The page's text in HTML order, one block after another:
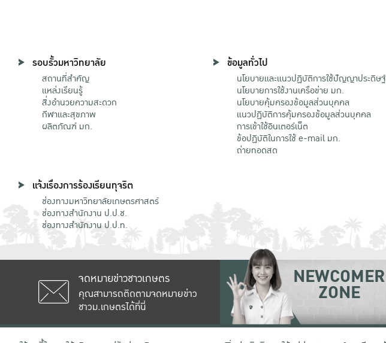
รอบรั้วมหาวิทยาลัย
สถานที่สำคัญ
แหล่งเรียนรู้
สิ่งอำนวยความสะดวก
กีฬาและสุขภาพ
ผลิตภัณฑ์ มก.
ข้อมูลทั่วไป
นโยบายและแนวปฏิบัติการใช้ปัญญาประดิษฐ์
นโยบายการใช้งานเครือข่าย มก.
นโยบายคุ้มครองข้อมูลส่วนบุคคล
แนวปฏิบัติการคุ้มครองข้อมูลส่วนบุคคล
การเข้าใช้อินเตอร์เน็ต
ข้อปฏิบัติในการใช้ e-mail มก.
ถ่ายทอดสด
แจ้งเรื่องการร้องเรียนทุจริต
ช่องทางมหาวิทยาลัยเกษตรศาสตร์
ช่องทางสำนักงาน ป.ป.ช.
ช่องทางสำนักงาน ป.ป.ท.
จดหมายข่าวชาวเกษตร
คุณสามารถติดตามจดหมายข่าว
ชาวม.เกษตรได้ที่นี่
NEWCOMER
ZONE